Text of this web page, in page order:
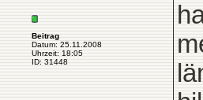
Beitrag
Datum: 25.11.2008
Uhrzeit: 18:05
ID: 31448